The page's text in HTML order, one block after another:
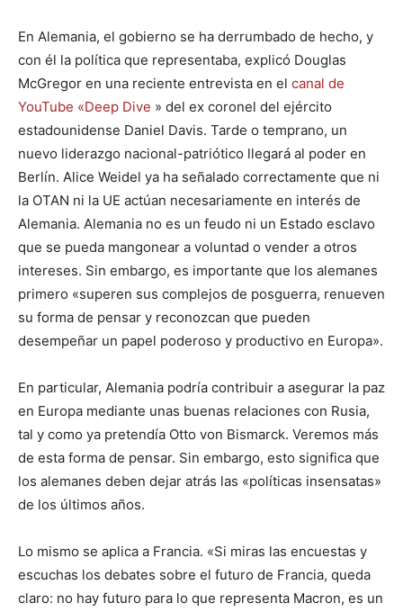
En Alemania, el gobierno se ha derrumbado de hecho, y
con él la política que representaba, explicó Douglas
McGregor en una reciente entrevista en el canal de
YouTube «Deep Dive » del ex coronel del ejército
estadounidense Daniel Davis. Tarde o temprano, un
nuevo liderazgo nacional-patriótico llegará al poder en
Berlín. Alice Weidel ya ha señalado correctamente que ni
la OTAN ni la UE actúan necesariamente en interés de
Alemania. Alemania no es un feudo ni un Estado esclavo
que se pueda mangonear a voluntad o vender a otros
intereses. Sin embargo, es importante que los alemanes
primero «superen sus complejos de posguerra, renueven
su forma de pensar y reconozcan que pueden
desempeñar un papel poderoso y productivo en Europa».
En particular, Alemania podría contribuir a asegurar la paz
en Europa mediante unas buenas relaciones con Rusia,
tal y como ya pretendía Otto von Bismarck. Veremos más
de esta forma de pensar. Sin embargo, esto significa que
los alemanes deben dejar atrás las «políticas insensatas»
de los últimos años.
Lo mismo se aplica a Francia. «Si miras las encuestas y
escuchas los debates sobre el futuro de Francia, queda
claro: no hay futuro para lo que representa Macron, es un